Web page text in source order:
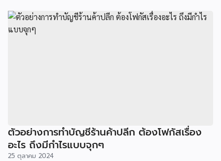
ตัวอย่างการทำบัญชีร้านค้าปลีก ต้องโฟกัสเรื่อง
อะไร ถึงมีกำไรแบบจุกๆ
25 ตุลาคม 2024